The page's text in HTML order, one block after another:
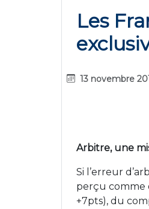
Les
13 novembre
Arbitre, une
Si l’erreur
perçu comme
+7pts), du